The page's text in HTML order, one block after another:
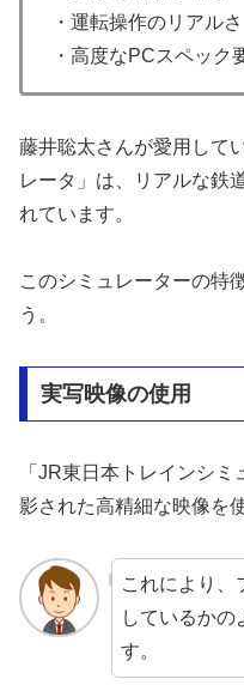
・運転操作のリアルさ
・高度なPCスペック
藤井聡太さんが愛用して
レータ」は、リアルな鉄
れています。
このシミュレーターの特
う。
実写映像の使用
「JR東日本トレインシ
影された高精細な映像を
これにより、
しているかの
す。